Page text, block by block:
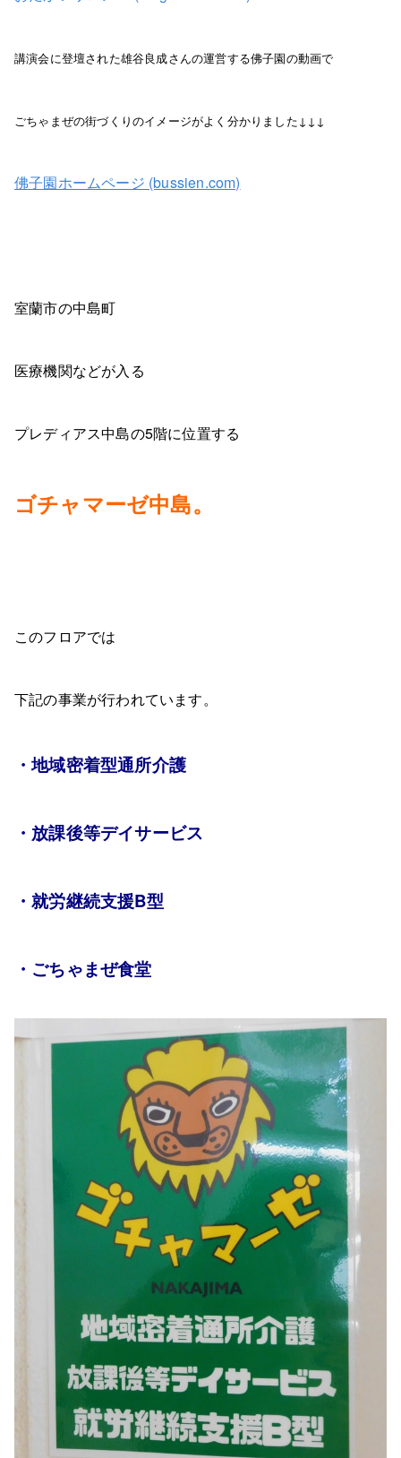
講演会に登壇された雄谷良成さんの運営する佛子園の動画で
ごちゃまぜの街づくりのイメージがよく分かりました↓↓↓
佛子園ホームページ (bussien.com)
室蘭市の中島町
医療機関などが入る
プレディアス中島の5階に位置する
ゴチャマーゼ中島。
このフロアでは
下記の事業が行われています。
・地域密着型通所介護
・放課後等デイサービス
・就労継続支援B型
・ごちゃまぜ食堂